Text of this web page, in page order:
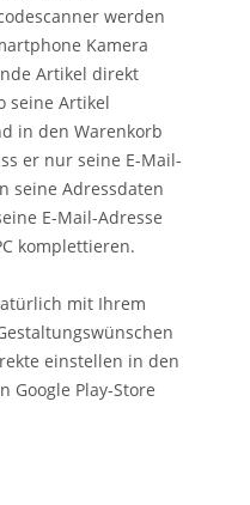
werden
Kamera
Artikel direkt
seine Artikel
in den Warenkorb
er nur seine E-Mail-
seine Adressdaten
E-Mail-Adresse
komplettieren.
mit Ihrem
einstellen in den
Google Play-Store